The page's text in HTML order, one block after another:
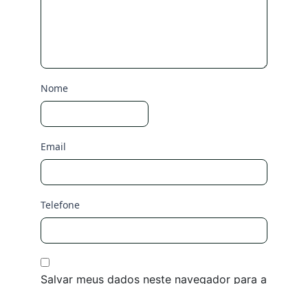
Nome
Email
Telefone
Salvar meus dados neste navegador para a